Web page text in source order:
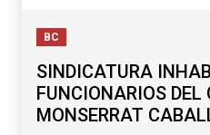
BC
SINDICATURA
FUNCIONARIOS DEL
MONSERRAT